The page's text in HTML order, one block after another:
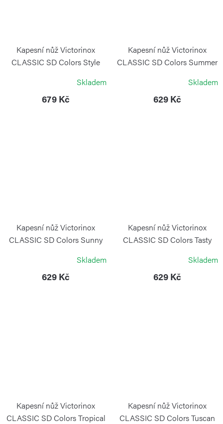
Kapesní nůž Victorinox
CLASSIC SD Colors Style
Skladem
679 Kč
Kapesní nůž Victorinox
CLASSIC SD Colors Summer
Skladem
629 Kč
Kapesní nůž Victorinox
CLASSIC SD Colors Sunny
Skladem
629 Kč
Kapesní nůž Victorinox
CLASSIC SD Colors Tasty
Skladem
629 Kč
Kapesní nůž Victorinox
CLASSIC SD Colors Tropical
Kapesní nůž Victorinox
CLASSIC SD Colors Tuscan